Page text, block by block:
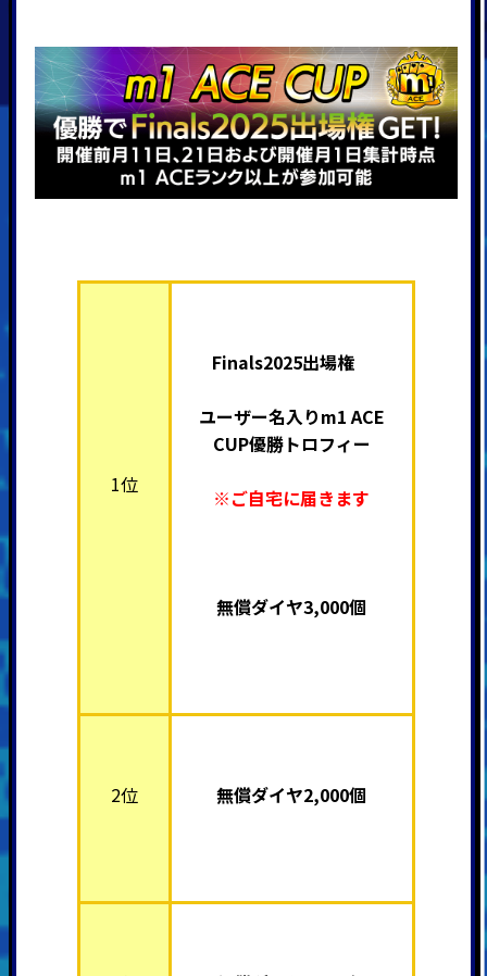
1位
Finals2025出場権
ユーザー名入りm1 ACE
CUP優勝トロフィー
※ご自宅に届きます
無償ダイヤ3,000個
2位 無償ダイヤ2,000個